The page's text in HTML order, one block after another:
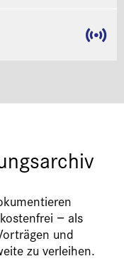
− als
und
zu verleihen.